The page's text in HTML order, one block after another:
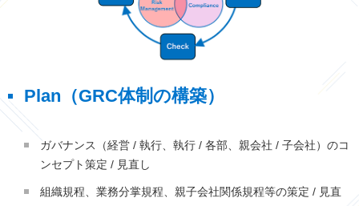
Plan（GRC体制の構築）
ガバナンス（経営 / 執行、執行 / 各部、親会社 / 子会社）のコ
ンセプト策定 / 見直し
組織規程、業務分掌規程、親子会社関係規程等の策定 / 見直